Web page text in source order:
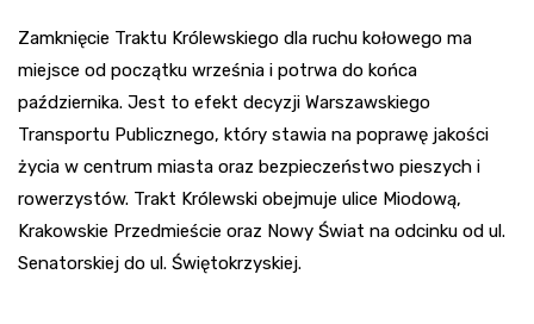
Zamknięcie Traktu Królewskiego dla ruchu kołowego ma
miejsce od początku września i potrwa do końca
października. Jest to efekt decyzji Warszawskiego
Transportu Publicznego, który stawia na poprawę jakości
życia w centrum miasta oraz bezpieczeństwo pieszych i
rowerzystów. Trakt Królewski obejmuje ulice Miodową,
Krakowskie Przedmieście oraz Nowy Świat na odcinku od ul.
Senatorskiej do ul. Świętokrzyskiej.